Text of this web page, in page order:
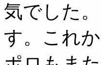
気でした
す。これ